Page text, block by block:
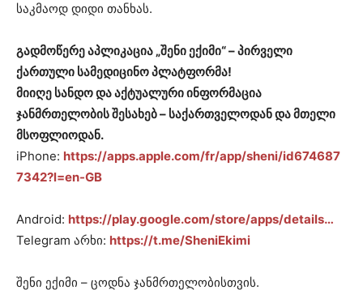
საკმაოდ დიდი თანხას.
გადმოწერე აპლიკაცია „შენი ექიმი“ – პირველი
ქართული სამედიცინო პლატფორმა!
მიიღე სანდო და აქტუალური ინფორმაცია
ჯანმრთელობის შესახებ – საქართველოდან და მთელი
მსოფლიოდან.
iPhone: https://apps.apple.com/fr/app/sheni/id674687
7342?l=en-GB
Android: https://play.google.com/store/apps/details…
Telegram არხი: https://t.me/SheniEkimi
შენი ექიმი – ცოდნა ჯანმრთელობისთვის.